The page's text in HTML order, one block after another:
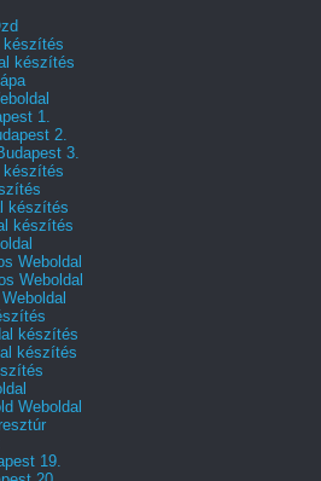
készítés
készítés
1.
2.
3.
készítés
készítés
készítés
Weboldal
Weboldal
Weboldal
készítés
készítés
Weboldal
19.